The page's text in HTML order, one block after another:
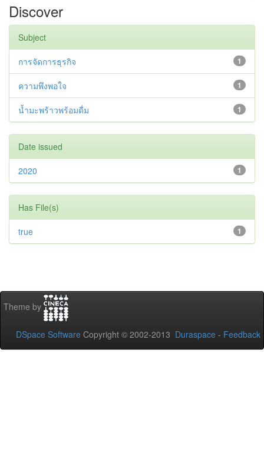
Discover
Subject
1
การจัดการธุรกิจ
1
ความพึงพอใจ
1
น้ำมะพร้าวพร้อมดื่ม
Date issued
1
2020
Has File(s)
1
true
Theme by
DSpace Software Copyright © 2002-2013 Duraspace - Feedback